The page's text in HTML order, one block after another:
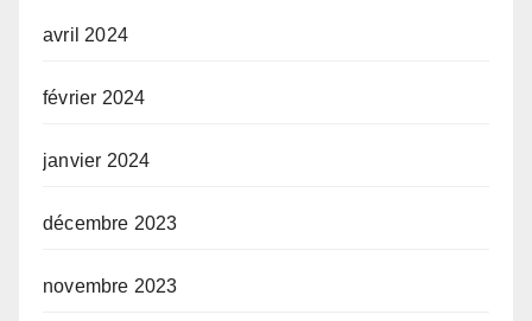
avril 2024
février 2024
janvier 2024
décembre 2023
novembre 2023